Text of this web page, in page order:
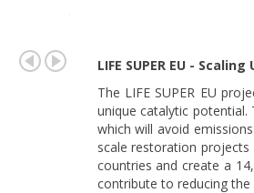
LIFE SUPER EU -
The LIFE SUPER EU
unique catalytic
which will avoid
scale restoration
countries and create a
contribute to reducing